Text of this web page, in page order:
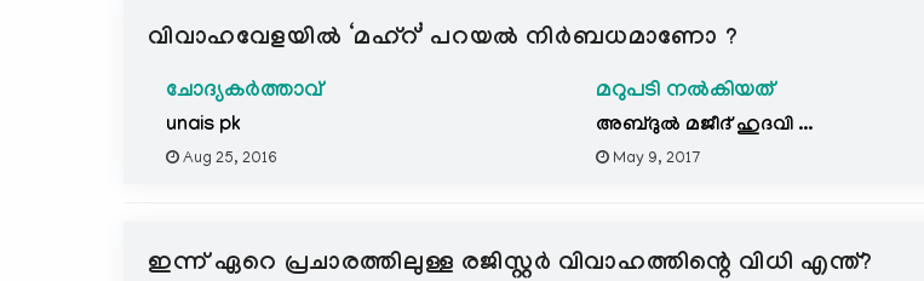
വിവാഹവേളയില്‍ ‘മഹ്‌റ്’ പറയല്‍ നിര്‍ബധമാണോ ?
ചോദ്യകർത്താവ്
unais pk
Aug 25, 2016
മറുപടി നൽകിയത്
അബ്ദുല്‍ മജീദ് ഹുദവി ...
May 9, 2017
ഇന്ന് ഏറെ പ്രചാരത്തിലുള്ള രജിസ്റ്റര്‍ വിവാഹത്തിന്റെ വിധി എന്ത്?